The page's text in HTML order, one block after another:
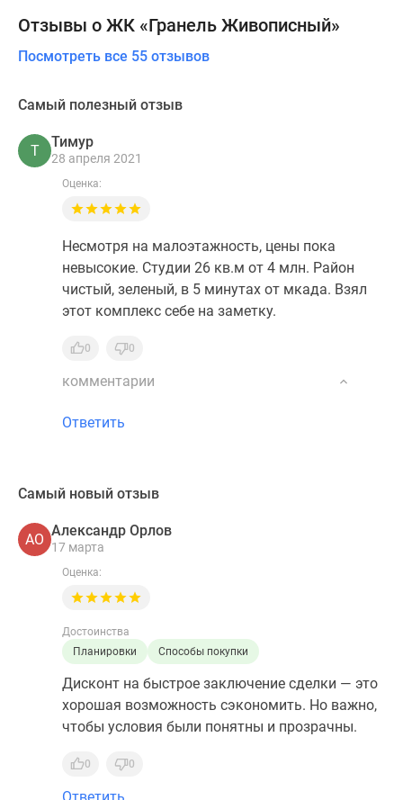
Отзывы о ЖК «Гранель Живописный»
Посмотреть все 55 отзывов
Самый полезный отзыв
Т
Тимур
28 апреля 2021
Оценка:
Несмотря на малоэтажность, цены пока
невысокие. Студии 26 кв.м от 4 млн. Район
чистый, зеленый, в 5 минутах от мкада. Взял
этот комплекс себе на заметку.
0 0
комментарии
Ответить
Самый новый отзыв
АО
Александр Орлов
17 марта
Оценка:
Достоинства
Планировки
Способы покупки
Дисконт на быстрое заключение сделки — это
хорошая возможность сэкономить. Но важно,
чтобы условия были понятны и прозрачны.
0 0